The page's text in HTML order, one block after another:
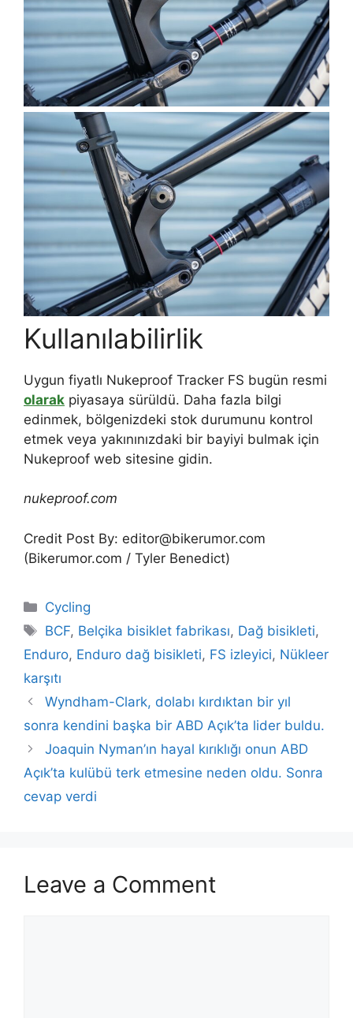
Kullanılabilirlik
Uygun fiyatlı Nukeproof Tracker FS bugün resmi
olarak piyasaya sürüldü. Daha fazla bilgi
edinmek, bölgenizdeki stok durumunu kontrol
etmek veya yakınınızdaki bir bayiyi bulmak için
Nukeproof web sitesine gidin.
nukeproof.com
Credit Post By: editor@bikerumor.com
(Bikerumor.com / Tyler Benedict)
Categories
Cycling
Tags
BCF, Belçika bisiklet fabrikası, Dağ bisikleti,
Enduro, Enduro dağ bisikleti, FS izleyici, Nükleer
karşıtı
Wyndham-Clark, dolabı kırdıktan bir yıl
sonra kendini başka bir ABD Açık’ta lider buldu.
Joaquin Nyman’ın hayal kırıklığı onun ABD
Açık’ta kulübü terk etmesine neden oldu. Sonra
cevap verdi
Leave a Comment